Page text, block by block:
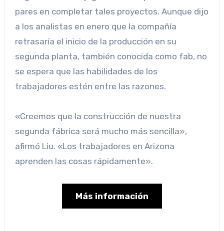
pares en completar tales proyectos. Aunque dijo
a los analistas en enero que la compañía
retrasaría el inicio de la producción en su
segunda planta, también conocida como fab, no
se espera que las habilidades de los
trabajadores estén entre las razones.
«Creemos que la construcción de nuestra
segunda fábrica será mucho más sencilla»,
afirmó Liu. «Los trabajadores en Arizona
aprenden las cosas rápidamente».
Más información